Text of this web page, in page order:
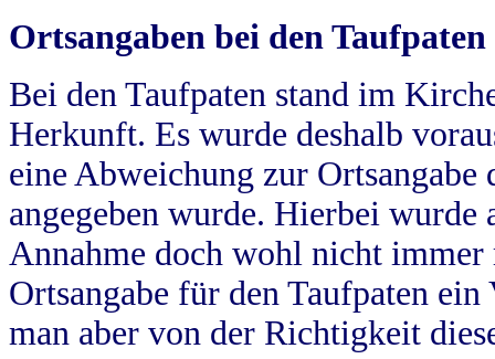
Ortsangaben bei den Taufpaten
Bei den Taufpaten stand im
Herkunft. Es wurde deshalb
eine Abweichung zur
angegeben wurde. Hierbei wurde
Annahme doch wohl nicht
Ortsangabe für den Taufpaten
man aber von der Richtigkeit